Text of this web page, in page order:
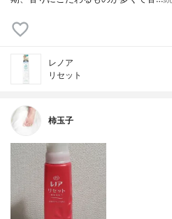
レノア
リセット
柿玉子